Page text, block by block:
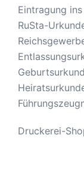
Eintragung
RuSta-
Druckerei-